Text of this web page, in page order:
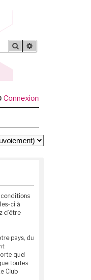
Rechercher
Connexion
conditions
ci à
d’être
pays, du
quel
toutes
Club